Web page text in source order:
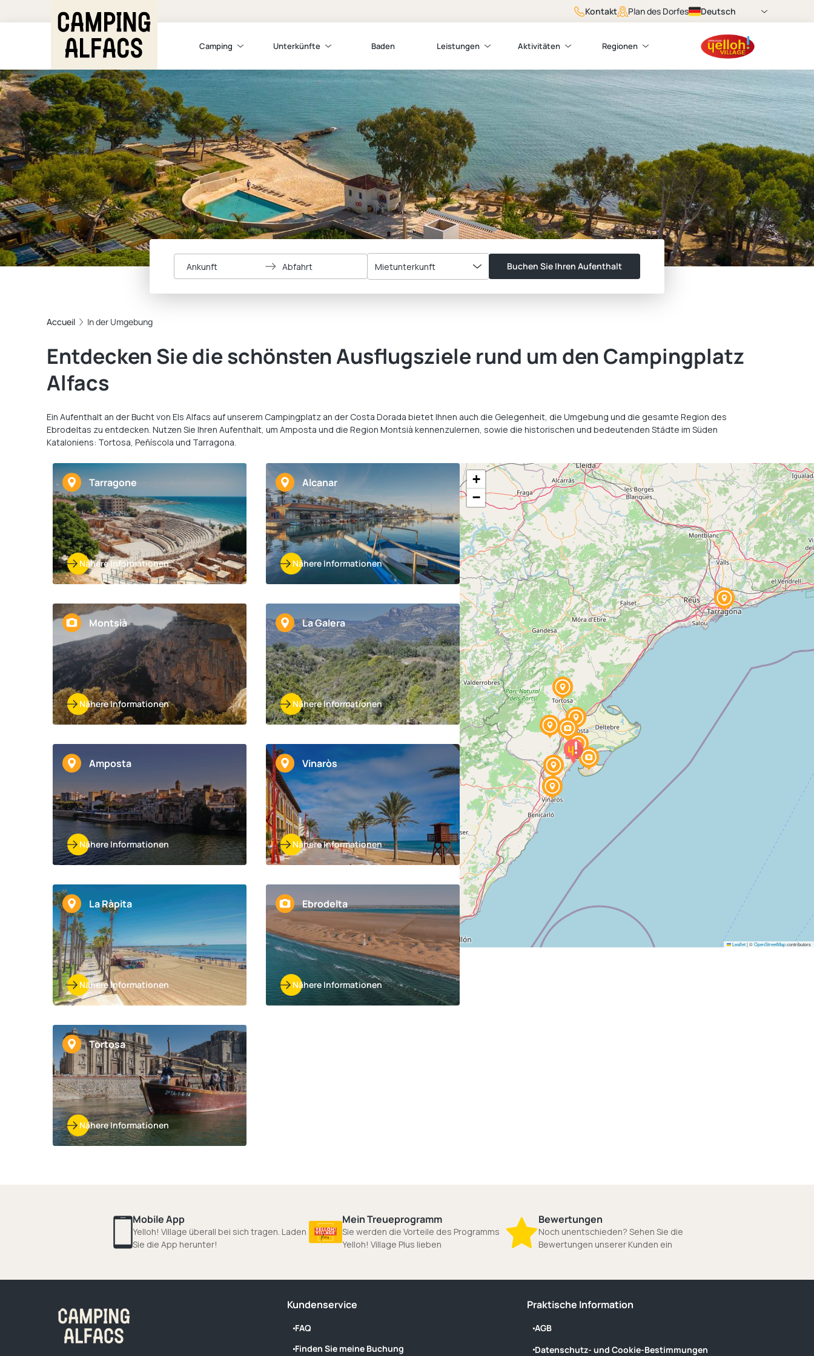
Kontakt Plan des Dorfes Deutsch
Camping Unterkünfte Baden Leistungen Aktivitäten Regionen
Ankunft Abfahrt Mietunterkunft Buchen Sie Ihren Aufenthalt
Accueil In der Umgebung
Entdecken Sie die schönsten Ausflugsziele rund um den Campingplatz
Alfacs
Ein Aufenthalt an der Bucht von Els Alfacs auf unserem Campingplatz an der Costa Dorada bietet Ihnen auch die Gelegenheit, die Umgebung und die gesamte Region des
Ebrodeltas zu entdecken. Nutzen Sie Ihren Aufenthalt, um Amposta und die Region Montsià kennenzulernen, sowie die historischen und bedeutenden Städte im Süden
Kataloniens: Tortosa, Peñíscola und Tarragona.
Tarragone
Nähere Informationen
Alcanar
Nähere Informationen
Montsià
Nähere Informationen
La Galera
Nähere Informationen
Amposta
Nähere Informationen
Vinaròs
Nähere Informationen
La Ràpita
Nähere Informationen
Ebrodelta
Nähere Informationen
Tortosa
Nähere Informationen
+
−
Leaflet|©OpenStreetMapcontributors
Mobile App
Yelloh! Village überall bei sich tragen. Laden
Sie die App herunter!
Mein Treueprogramm
Sie werden die Vorteile des Programms
Yelloh! Village Plus lieben
Bewertungen
Noch unentschieden? Sehen Sie die
Bewertungen unserer Kunden ein
Kundenservice
FAQ
Finden Sie meine Buchung
Praktische Information
AGB
Datenschutz- und Cookie-Bestimmungen